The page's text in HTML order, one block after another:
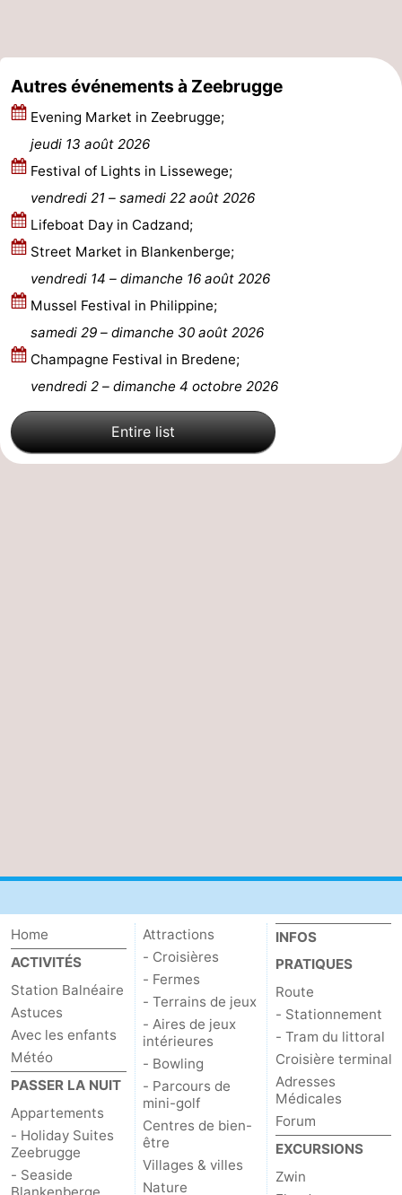
Ostende
-
Middelkerke
-
Westende
Météo
Contact
Autres événements à Zeebrugge
Evening Market in Zeebrugge;
jeudi 13 août 2026
Festival of Lights in Lissewege;
vendredi 21 – samedi 22 août 2026
Lifeboat Day in Cadzand;
Street Market in Blankenberge;
vendredi 14 – dimanche 16 août 2026
Mussel Festival in Philippine;
samedi 29 – dimanche 30 août 2026
Champagne Festival in Bredene;
vendredi 2 – dimanche 4 octobre 2026
Entire list
Home
ACTIVITÉS
Station Balnéaire
Astuces
Avec les enfants
Météo
PASSER LA NUIT
Appartements
- Holiday Suites
Zeebrugge
- Seaside
Blankenberge
Attractions
- Croisières
- Fermes
- Terrains de jeux
- Aires de jeux
intérieures
- Bowling
- Parcours de
mini-golf
Centres de bien-
être
Villages & villes
Nature
INFOS
PRATIQUES
Route
- Stationnement
- Tram du littoral
Croisière terminal
Adresses
Médicales
Forum
EXCURSIONS
Zwin